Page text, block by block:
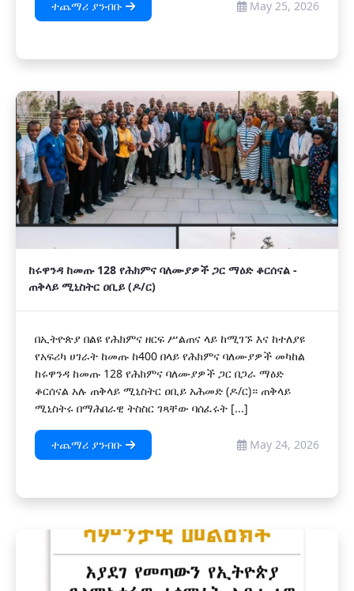
ተጨማሪ ያንብቡ May 25, 2026
ከሩዋንዳ ከመጡ 128 የሕክምና ባለሙያዎች ጋር ማዕድ ቆርሰናል -
ጠቅላይ ሚኒስትር ዐቢይ (ዶ/ር)
በኢትዮጵያ በልዩ የሕክምና ዘርፍ ሥልጠና ላይ ከሚገኙ እና ከተለያዩ
የአፍሪካ ሀገራት ከመጡ ከ400 በላይ የሕክምና ባለሙያዎች መካከል
ከሩዋንዳ ከመጡ 128 የሕክምና ባለሙያዎች ጋር በጋራ ማዕድ
ቆርሰናል አሉ ጠቅላይ ሚኒስትር ዐቢይ አሕመድ (ዶ/ር)። ጠቅላይ
ሚኒስትሩ በማሕበራዊ ትስስር ገጻቸው ባሰፈሩት [...]
ተጨማሪ ያንብቡ May 24, 2026